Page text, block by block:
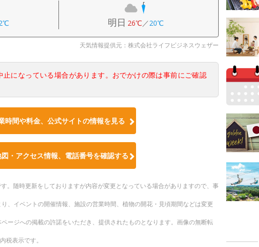
明日 26℃／20℃
天気情報提供元：株式会社ライフビジネスウェザー
になっている場合があります。おでかけの際は事前にご確認
時間や料金、公式サイトの情報を見る
・アクセス情報、電話番号を確認する
。随時更新をしておりますが内容が変更となっている場合がありますので、事
、イベントの開催情報、施設の営業時間、植物の開花・見頃期間などは変更
ージへの掲載の許諾をいただき、提供されたものとなります。画像の無断転
税表示です。